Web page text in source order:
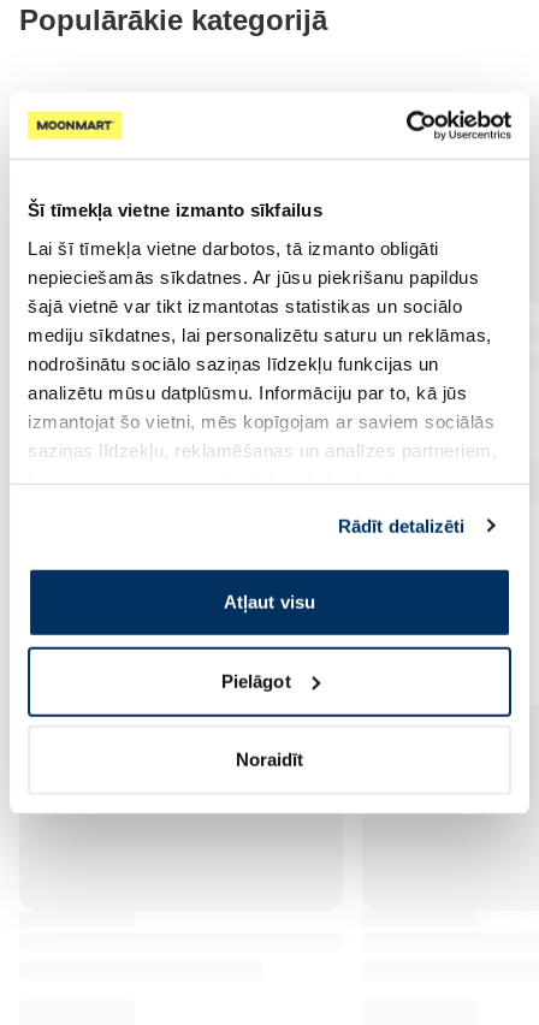
Šī tīmekļa vietne izmanto sīkfailus
Lai šī tīmekļa vietne darbotos, tā izmanto obligāti
nepieciešamās sīkdatnes. Ar jūsu piekrišanu papildus
šajā vietnē var tikt izmantotas statistikas un sociālo
mediju sīkdatnes, lai personalizētu saturu un reklāmas,
nodrošinātu sociālo saziņas līdzekļu funkcijas un
analizētu mūsu datplūsmu. Informāciju par to, kā jūs
izmantojat šo vietni, mēs kopīgojam ar saviem sociālās
saziņas līdzekļu, reklamēšanas un analīzes partneriem,
pakalpojumus. Ja piekrītat šo papildu sīkdatņu
izmantošanai, lūdzu, atzīmējiet savu izvēli:
Rādīt detalizēti
Atļaut visu
Pielāgot
Noraidīt
Populārākie kategorijā
Vēl no šī zīmola